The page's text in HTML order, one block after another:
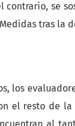
se
tras la
los
el resto de